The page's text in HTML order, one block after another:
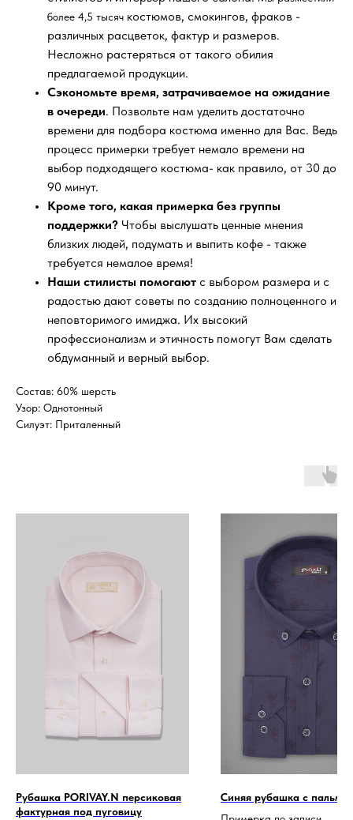
более 4,5 тысяч костюмов, смокингов, фраков -
различных расцветок, фактур и размеров.
Несложно растеряться от такого обилия
предлагаемой продукции.
Сэкономьте время, затрачиваемое на ожидание
в очереди. Позвольте нам уделить достаточно
времени для подбора костюма именно для Вас. Ведь
процесс примерки требует немало времени на
выбор подходящего костюма- как правило, от 30 до
90 минут.
Кроме того, какая примерка без группы
поддержки? Чтобы выслушать ценные мнения
близких людей, подумать и выпить кофе - также
требуется немалое время!
Наши стилисты помогают с выбором размера и с
радостью дают советы по созданию полноценного и
неповторимого имиджа. Их высокий
профессионализм и этичность помогут Вам сделать
обдуманный и верный выбор.
Состав: 60% шерсть
Узор: Однотонный
Силуэт: Приталенный
Рубашка PORIVAY.N персиковая
фактурная под пуговицу
Синяя рубашка с